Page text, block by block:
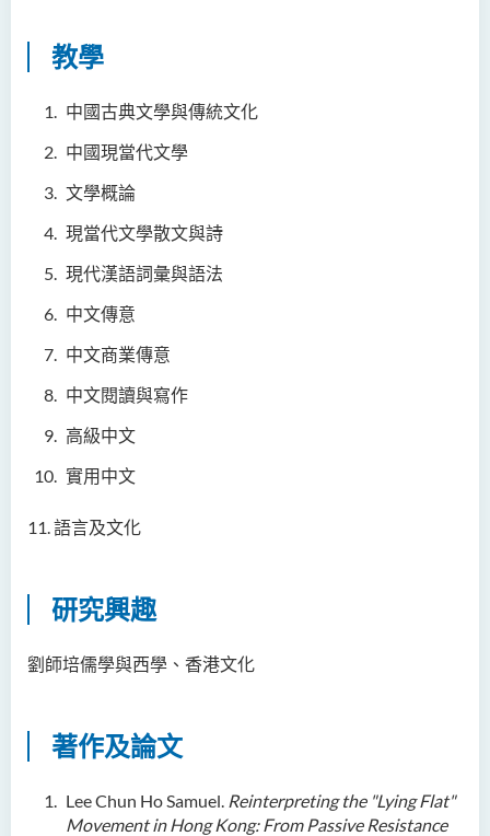
教學
中國古典文學與傳統文化
中國現當代文學
文學概論
現當代文學散文與詩
現代漢語詞彙與語法
中文傳意
中文商業傳意
中文閱讀與寫作
高級中文
實用中文
11. 語言及文化
研究興趣
劉師培儒學與西學、香港文化
著作及論文
Lee Chun Ho Samuel. Reinterpreting the "Lying Flat"
Movement in Hong Kong: From Passive Resistance
Mr James Speirs
學生活動
機器翻譯譯後編輯比賽 2021